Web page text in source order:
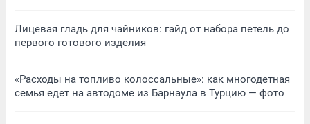
Лицевая гладь для чайников: гайд от набора петель до
первого готового изделия
«Расходы на топливо колоссальные»: как многодетная
семья едет на автодоме из Барнаула в Турцию — фото